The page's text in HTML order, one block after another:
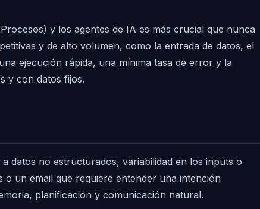
y los agentes de IA es más crucial que nunca
y de alto volumen, como la entrada de datos, el
ejecución rápida, una mínima tasa de error y la
y con datos fijos.
datos no estructurados, variabilidad en los inputs o
un email que requiere entender una intención
planificación y comunicación natural.